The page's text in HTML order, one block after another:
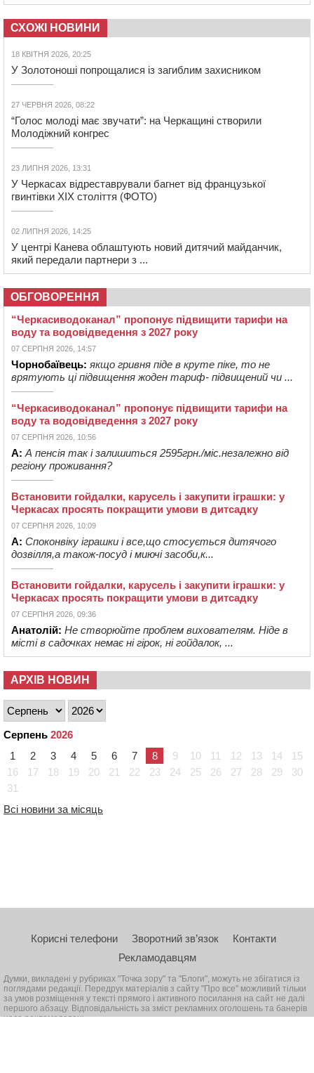
СХОЖІ НОВИНИ
18 КВІТНЯ 2026, 20:25
У Золотоноші попрощалися із загиблим захисником
27 ЧЕРВНЯ 2026, 08:22
“Голос молоді має звучати”: на Черкащині створили
Молодіжний конгрес
23 ЛИПНЯ 2026, 13:31
У Черкасах відреставрували багнет від французької
гвинтівки ХІХ століття (ФОТО)
02 ЛИПНЯ 2026, 14:25
У центрі Канева облаштують новий дитячий майданчик,
який передали партнери з ...
ОБГОВОРЕННЯ
“Черкасиводоканал” пропонує підвищити тарифи на
воду та водовідведення з 2027 року
07 СЕРПНЯ 2026, 14:57
Чорнобаївець: якщо гривня піде в круте піке, то не
врятують ці підвищення жоден тариф- підвищений чи ...
“Черкасиводоканал” пропонує підвищити тарифи на
воду та водовідведення з 2027 року
07 СЕРПНЯ 2026, 10:56
А: А пенсія так і залишиться 2595грн./міс.незалежно від
регіону проживання?
Встановити гойдалки, карусель і закупити іграшки: у
Черкасах просять покращити умови в дитсадку
07 СЕРПНЯ 2026, 10:09
А: Споконвіку іграшки і все,що стосується дитячого
дозвілля,а також-посуд і миючі засоби,к...
Встановити гойдалки, карусель і закупити іграшки: у
Черкасах просять покращити умови в дитсадку
07 СЕРПНЯ 2026, 09:36
Анатолій: Не створюйте проблем вихователям. Ніде в
місті в садочках немає ні гірок, ні гойдалок, ...
АРХІВ НОВИН
Серпень 2026
1
2 3 4 5 6 7 8 9 10 11 12 13 14
15
16
17 18 19 20 21 22 23 24 25 26 27 28 29
30
31
Всі новини за місяць
Корисні телефони Зворотний зв’язок
Контакти
Рекламодавцям
Думки, викладені у рубриках "Точка зору" та "Блоги", можуть не збігатися із
поглядами редакції. Передрук матеріалів з сайту "Про все" можливий тільки
за умов розміщення у тексті прямого і активного посилання на сайт не далі
першого абзацу. Відповідальність за зміст рекламних оголошень та банерів
несе рекламодавець